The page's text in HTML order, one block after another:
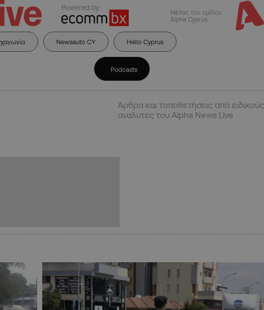
Powered by:
Μέλος του ομίλου
Alpha Cyprus
Newsauto CY Hello Cyprus
Podcasts
Άρθρα και τοποθετήσεις από ειδικούς
αναλυτές του Alpha News Live